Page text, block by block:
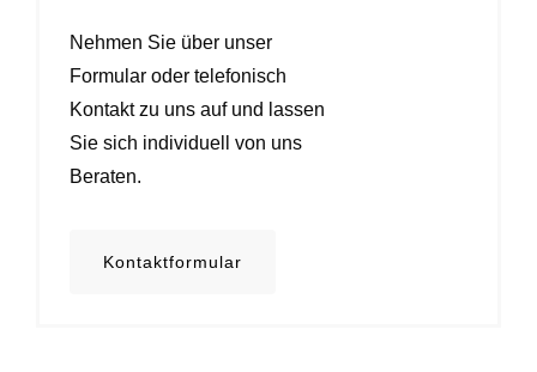
Nehmen Sie über unser
Formular oder telefonisch
Kontakt zu uns auf und lassen
Sie sich individuell von uns
Beraten.
Kontaktformular